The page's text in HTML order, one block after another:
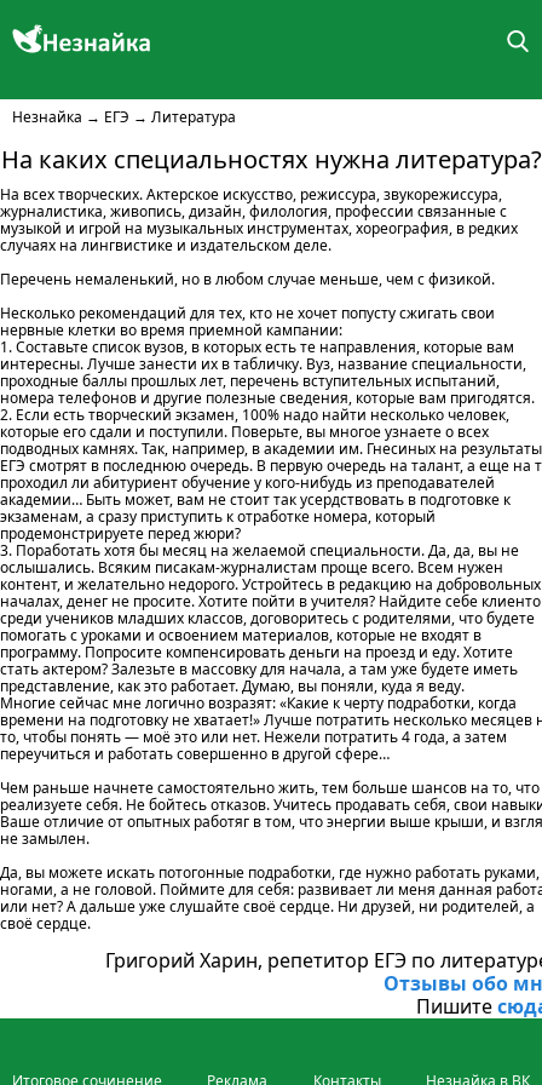
Незнайка → ЕГЭ → Литература
На каких специальностях нужна литература?
На всех творческих. Актерское искусство, режиссура, звукорежиссура,
журналистика, живопись, дизайн, филология, профессии связанные с
музыкой и игрой на музыкальных инструментах, хореография, в редких
случаях на лингвистике и издательском деле.
Перечень немаленький, но в любом случае меньше, чем с физикой.
Несколько рекомендаций для тех, кто не хочет попусту сжигать свои
нервные клетки во время приемной кампании:
1. Составьте список вузов, в которых есть те направления, которые вам
интересны. Лучше занести их в табличку. Вуз, название специальности,
проходные баллы прошлых лет, перечень вступительных испытаний,
номера телефонов и другие полезные сведения, которые вам пригодятся.
2. Если есть творческий экзамен, 100% надо найти несколько человек,
которые его сдали и поступили. Поверьте, вы многое узнаете о всех
подводных камнях. Так, например, в академии им. Гнесиных на результаты
ЕГЭ смотрят в последнюю очередь. В первую очередь на талант, а еще на
проходил ли абитуриент обучение у кого-нибудь из преподавателей
академии… Быть может, вам не стоит так усердствовать в подготовке к
экзаменам, а сразу приступить к отработке номера, который
продемонстрируете перед жюри?
3. Поработать хотя бы месяц на желаемой специальности. Да, да, вы не
ослышались. Всяким писакам-журналистам проще всего. Всем нужен
контент, и желательно недорого. Устройтесь в редакцию на добровольных
началах, денег не просите. Хотите пойти в учителя? Найдите себе
среди учеников младших классов, договоритесь с родителями, что будете
помогать с уроками и освоением материалов, которые не входят в
программу. Попросите компенсировать деньги на проезд и еду. Хотите
стать актером? Залезьте в массовку для начала, а там уже будете иметь
представление, как это работает. Думаю, вы поняли, куда я веду.
Многие сейчас мне логично возразят: «Какие к черту подработки, когда
времени на подготовку не хватает!» Лучше потратить несколько месяцев
то, чтобы понять — моё это или нет. Нежели потратить 4 года, а затем
переучиться и работать совершенно в другой сфере…
Чем раньше начнете самостоятельно жить, тем больше шансов на то, что
реализуете себя. Не бойтесь отказов. Учитесь продавать себя, свои
Ваше отличие от опытных работяг в том, что энергии выше крыши, и
не замылен.
Да, вы можете искать потогонные подработки, где нужно работать руками,
ногами, а не головой. Поймите для себя: развивает ли меня данная
или нет? А дальше уже слушайте своё сердце. Ни друзей, ни родителей, а
своё сердце.
Григорий Харин, репетитор ЕГЭ по
Отзывы обо
Пишите
Итоговое сочинение Реклама Контакты Незнайка в ВК